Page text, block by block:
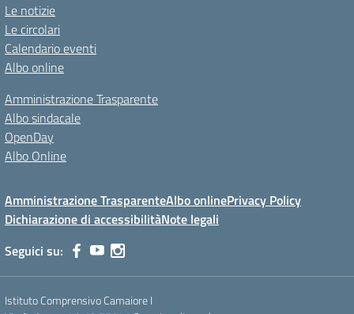
Le notizie
Le circolari
Calendario eventi
Albo online
Amministrazione Trasparente
Albo sindacale
OpenDay
Albo Online
Amministrazione TrasparenteAlbo onlinePrivacy Policy
Dichiarazione di accessibilitàNote legali
Seguici su:
Istituto Comprensivo Camaiore I